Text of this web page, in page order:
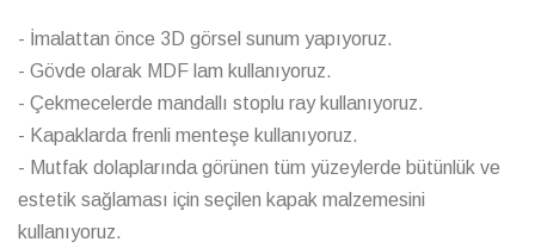
- İmalattan önce 3D görsel sunum yapıyoruz.
- Gövde olarak MDF lam kullanıyoruz.
- Çekmecelerde mandallı stoplu ray kullanıyoruz.
- Kapaklarda frenli menteşe kullanıyoruz.
- Mutfak dolaplarında görünen tüm yüzeylerde bütünlük ve
estetik sağlaması için seçilen kapak malzemesini
kullanıyoruz.